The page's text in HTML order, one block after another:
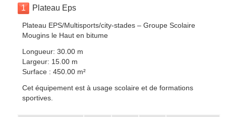
1 Plateau Eps
Plateau EPS/Multisports/city-stades – Groupe Scolaire
Mougins le Haut en bitume
Longueur: 30.00 m
Largeur: 15.00 m
Surface : 450.00 m²
Cet équipement est à usage scolaire et de formations
sportives.